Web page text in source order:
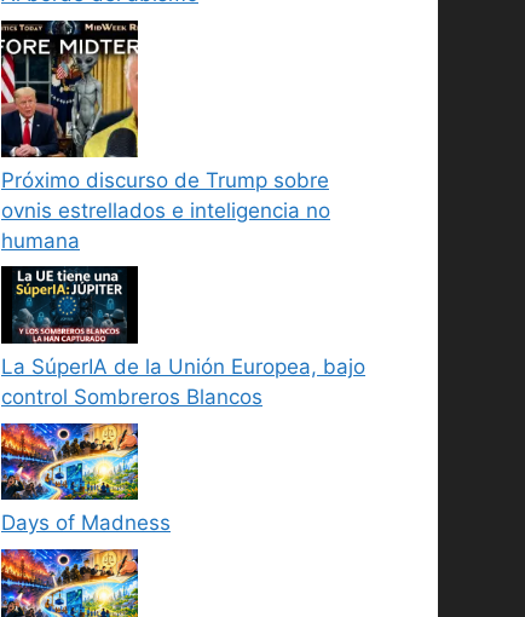
Próximo discurso de Trump sobre
ovnis estrellados e inteligencia no
humana
La SúperIA de la Unión Europea, bajo
control Sombreros Blancos
Days of Madness